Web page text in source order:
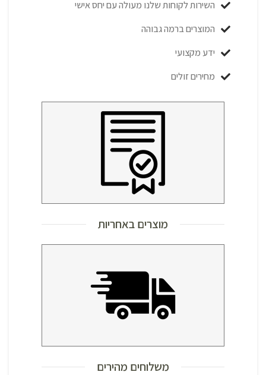
השירות לקוחות שלנו מעולה עם יחס אישי
המוצרים ברמה גבוהה
ידע מקצועי
מחירים זולים
מוצרים באחריות
משלוחים מהירים